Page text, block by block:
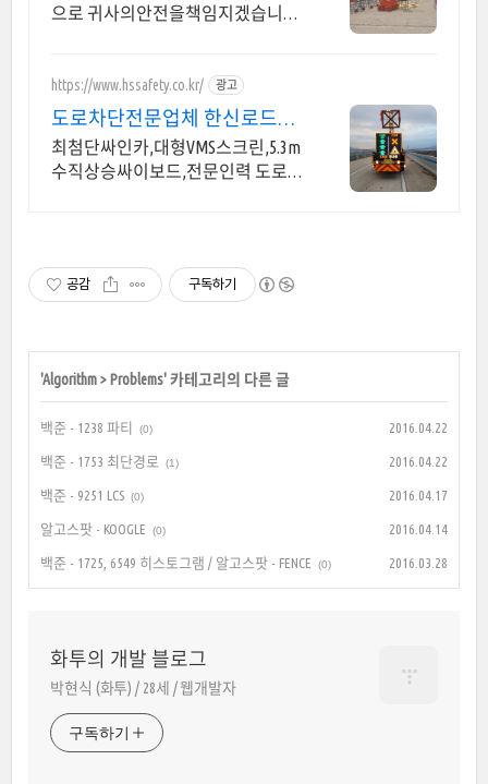
으로 귀사의안전을책임지겠습니다
https://www.hssafety.co.kr/ 광고
도로차단전문업체 한신로드안
전 최첨단장비 도로교통차단 업
체
최첨단싸인카,대형VMS스크린,5.3m
수직상승싸이보드,전문인력 도로차
공감 구독하기
'Algorithm> Problems' 카테고리의 다른 글
백준 - 1238 파티 (0) 2016.04.22
백준 - 1753 최단경로 (1) 2016.04.22
백준 - 9251 LCS (0) 2016.04.17
알고스팟 - KOOGLE (0) 2016.04.14
백준 - 1725, 6549 히스토그램 / 알고스팟 - FENCE (0) 2016.03.28
화투의 개발 블로그
박현식 (화투) / 28세 / 웹개발자
구독하기